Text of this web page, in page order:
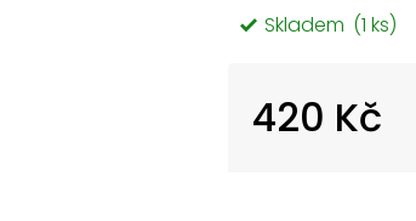
Skladem (1 ks)
420 Kč